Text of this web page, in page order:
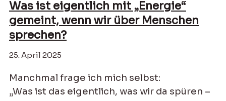
Was ist eigentlich mit „Energie“
gemeint, wenn wir über Menschen
sprechen?
25. April 2025
Manchmal frage ich mich selbst:
„Was ist das eigentlich, was wir da spüren –